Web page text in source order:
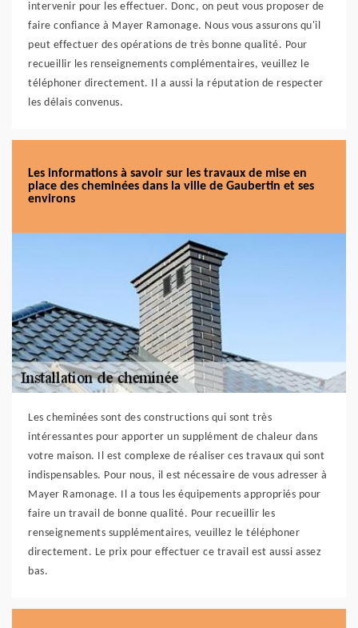
intervenir pour les effectuer. Donc, on peut vous proposer de
faire confiance à Mayer Ramonage. Nous vous assurons qu'il
peut effectuer des opérations de très bonne qualité. Pour
recueillir les renseignements complémentaires, veuillez le
téléphoner directement. Il a aussi la réputation de respecter
les délais convenus.
Les informations à savoir sur les travaux de mise en
place des cheminées dans la ville de Gaubertin et ses
environs
Les cheminées sont des constructions qui sont très
intéressantes pour apporter un supplément de chaleur dans
votre maison. Il est complexe de réaliser ces travaux qui sont
indispensables. Pour nous, il est nécessaire de vous adresser à
Mayer Ramonage. Il a tous les équipements appropriés pour
faire un travail de bonne qualité. Pour recueillir les
renseignements supplémentaires, veuillez le téléphoner
directement. Le prix pour effectuer ce travail est aussi assez
bas.